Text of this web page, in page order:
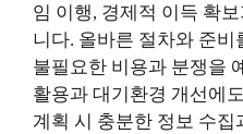
임 이행, 경제적 이득 확
니다. 올바른 절차와 준비
불필요한 비용과 분쟁을
활용과 대기환경 개선에
계획 시 충분한 정보 수